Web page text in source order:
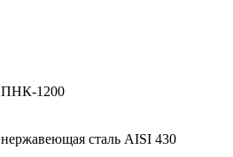
ПНК-1200
нержавеющая сталь AISI 430